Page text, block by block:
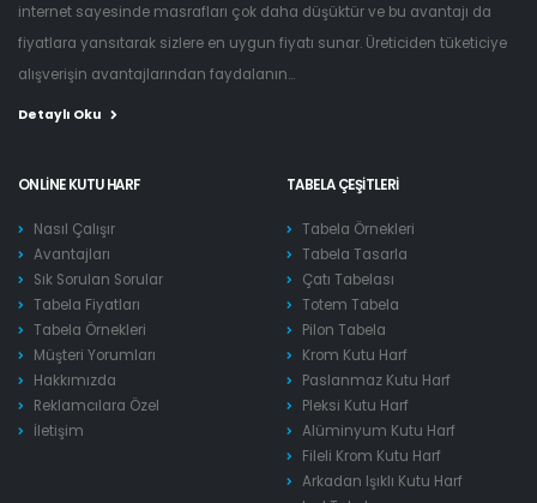
internet sayesinde masrafları çok daha düşüktür ve bu avantajı da
fiyatlara yansıtarak sizlere en uygun fiyatı sunar. Üreticiden tüketiciye
alışverişin avantajlarından faydalanın...
Detaylı Oku
ONLINE KUTU HARF
Nasıl Çalışır
Avantajları
Sık Sorulan Sorular
Tabela Fiyatları
Tabela Örnekleri
Müşteri Yorumları
Hakkımızda
Reklamcılara Özel
İletişim
TABELA ÇEŞITLERI
Tabela Örnekleri
Tabela Tasarla
Çatı Tabelası
Totem Tabela
Pilon Tabela
Krom Kutu Harf
Paslanmaz Kutu Harf
Pleksi Kutu Harf
Alüminyum Kutu Harf
Fileli Krom Kutu Harf
Arkadan Işıklı Kutu Harf